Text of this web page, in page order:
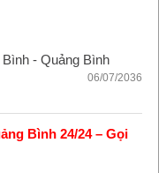
- Quảng Bình
06/07/2036
Bình 24/24 – Gọi